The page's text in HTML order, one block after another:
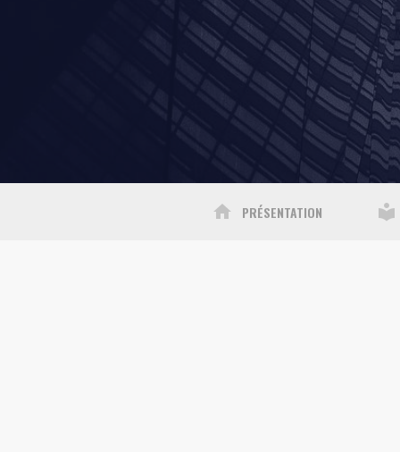
home PRÉSENTATION local_library